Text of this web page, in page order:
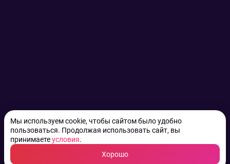
Мы используем cookie, чтобы сайтом было удобно
пользоваться. Продолжая использовать сайт, вы
принимаетеусловия.
Хорошо